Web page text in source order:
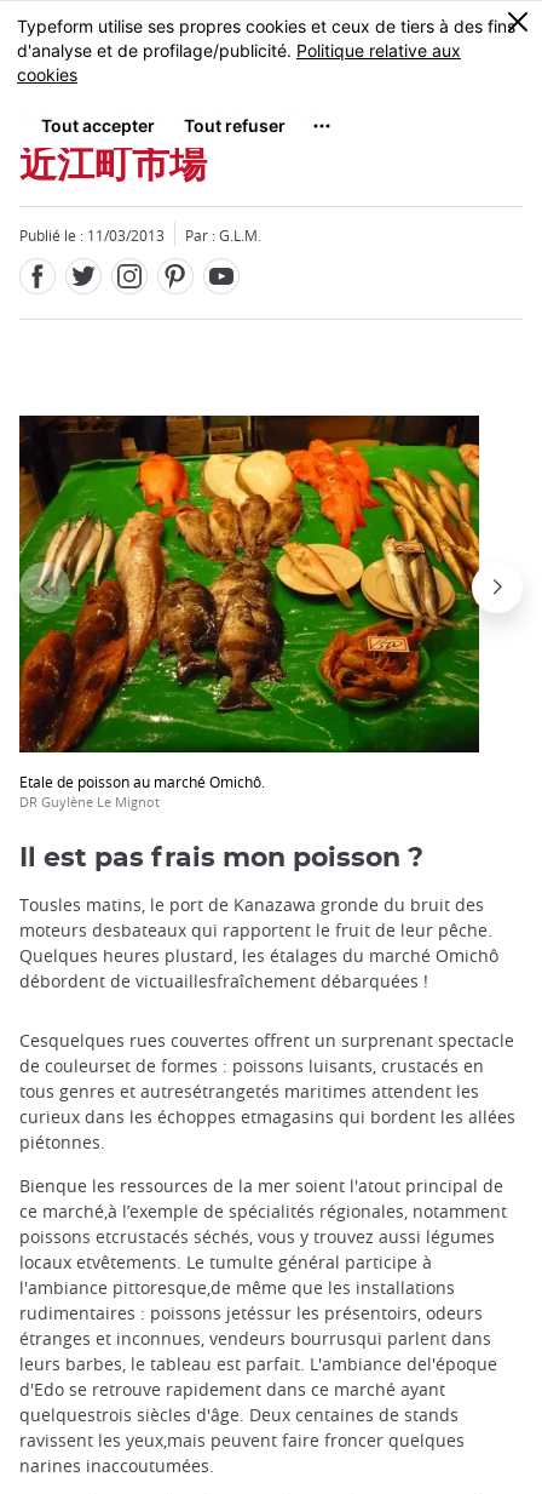
Skip
to
main
MENU
0
Marché Omichô
近江町市場
Publié le : 11/03/2013 Par : G.L.M.
Etale de poisson au marché Omichô.
DR Guylène Le Mignot
Fermer
Il est pas frais mon poisson ?
Tousles matins, le port de Kanazawa gronde du bruit des
moteurs desbateaux qui rapportent le fruit de leur pêche.
Quelques heures plustard, les étalages du marché Omichô
débordent de victuaillesfraîchement débarquées !
Cesquelques rues couvertes offrent un surprenant spectacle
de couleurset de formes : poissons luisants, crustacés en
tous genres et autresétrangetés maritimes attendent les
curieux dans les échoppes etmagasins qui bordent les allées
piétonnes.
Bienque les ressources de la mer soient l'atout principal de
ce marché,à l’exemple de spécialités régionales, notamment
poissons etcrustacés séchés, vous y trouvez aussi légumes
locaux etvêtements. Le tumulte général participe à
l'ambiance pittoresque,de même que les installations
rudimentaires : poissons jetéssur les présentoirs, odeurs
étranges et inconnues, vendeurs bourrusqui parlent dans
leurs barbes, le tableau est parfait. L'ambiance del'époque
d'Edo se retrouve rapidement dans ce marché ayant
quelquestrois siècles d'âge. Deux centaines de stands
ravissent les yeux,mais peuvent faire froncer quelques
narines inaccoutumées.